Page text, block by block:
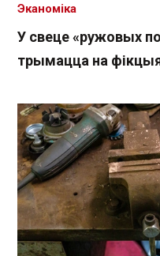
У свеце «ружовых
трымацца на
Эканоміка